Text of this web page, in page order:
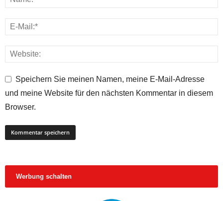
Speichern Sie meinen Namen, meine E-Mail-Adresse
und meine Website für den nächsten Kommentar in diesem
Browser.
Werbung schalten